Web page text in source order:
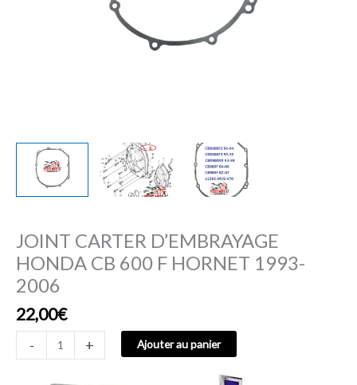
JOINT CARTER D’EMBRAYAGE
HONDA CB 600 F HORNET 1993-
2006
22,00€
- + Ajouter au panier